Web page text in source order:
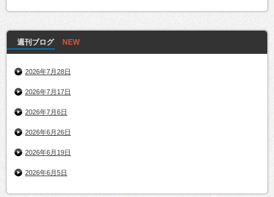
週刊ブログ
2026年7月28日
2026年7月17日
2026年7月6日
2026年6月26日
2026年6月19日
2026年6月5日